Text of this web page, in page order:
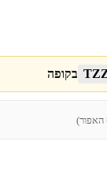
בקופה
האפור)